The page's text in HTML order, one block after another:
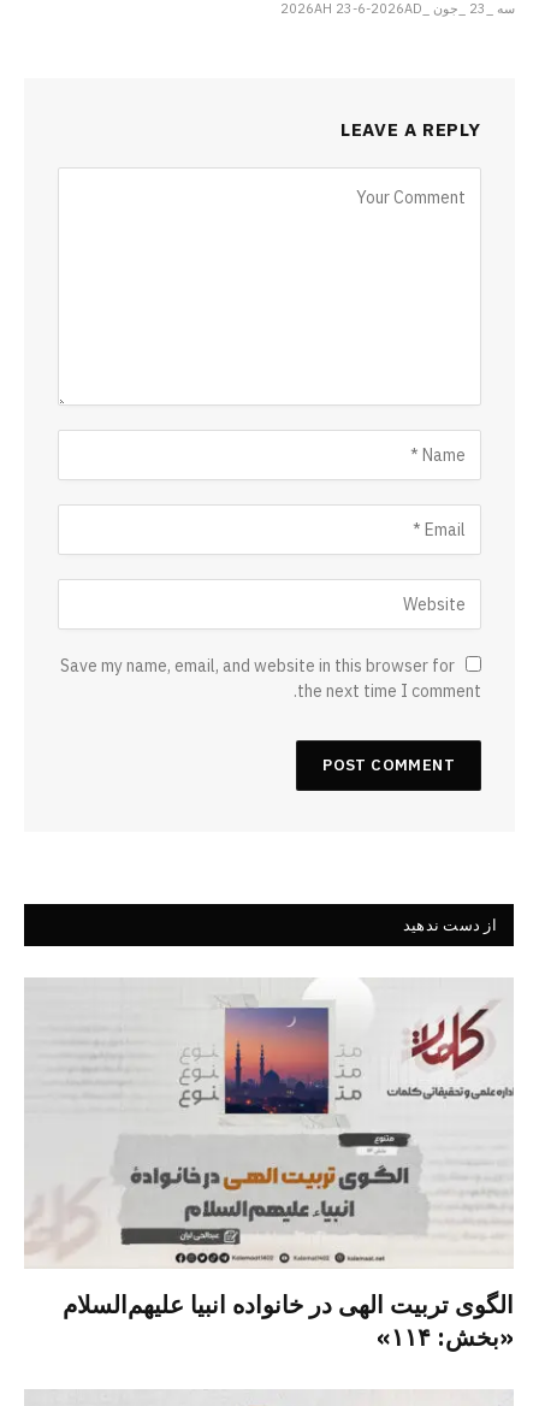
سه _23 _جون _2026AH 23-6-2026AD
LEAVE A REPLY
Save my name, email, and website in this browser for
the next time I comment.
از دست ندهید
الگوی تربیت الهی در خانواده انبیا‌‌ علیهم‌السلام
«بخش: ۱۱۴»